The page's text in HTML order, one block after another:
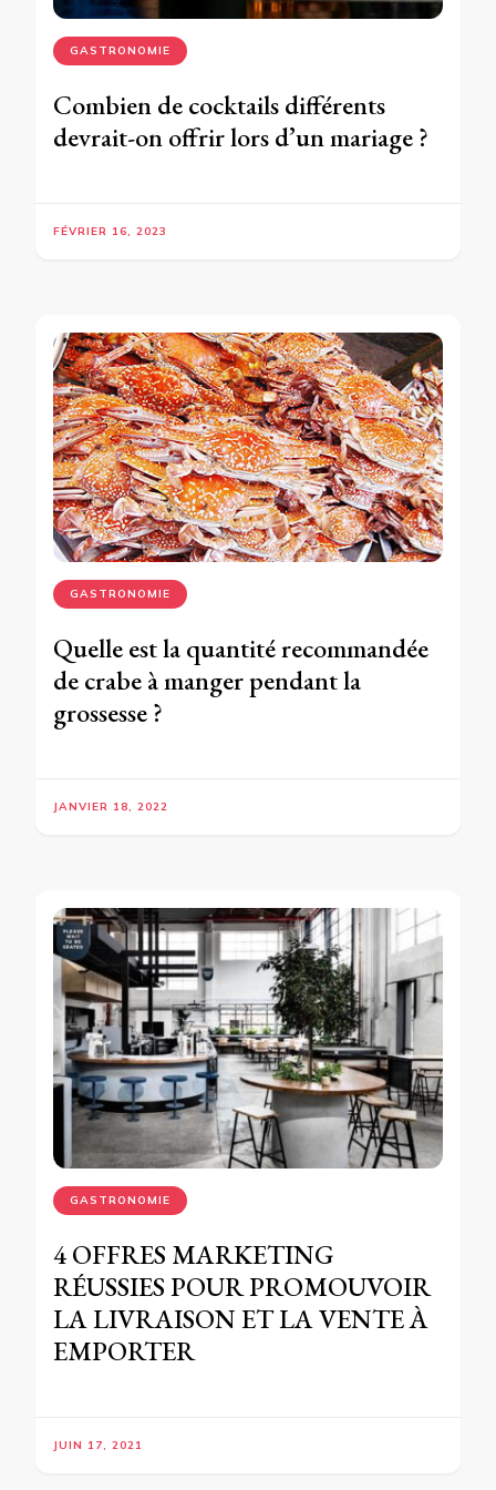
GASTRONOMIE
Combien de cocktails différents
devrait-on offrir lors d’un mariage ?
FÉVRIER 16, 2023
GASTRONOMIE
Quelle est la quantité recommandée
de crabe à manger pendant la
grossesse ?
JANVIER 18, 2022
GASTRONOMIE
4 OFFRES MARKETING
RÉUSSIES POUR PROMOUVOIR
LA LIVRAISON ET LA VENTE À
EMPORTER
JUIN 17, 2021